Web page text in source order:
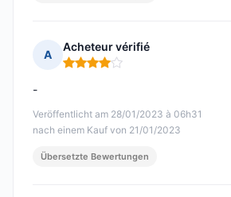
A
Acheteur vérifié
Hinweis: 4 von 5
Veröffentlicht am 28/01/2023 à 06h31
nach einem Kauf von 21/01/2023
-
Übersetzte Bewertungen